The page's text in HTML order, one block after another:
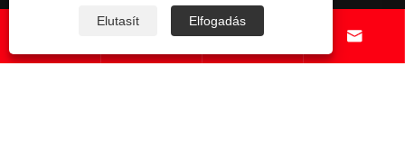
 
Elutasít Elfogadás